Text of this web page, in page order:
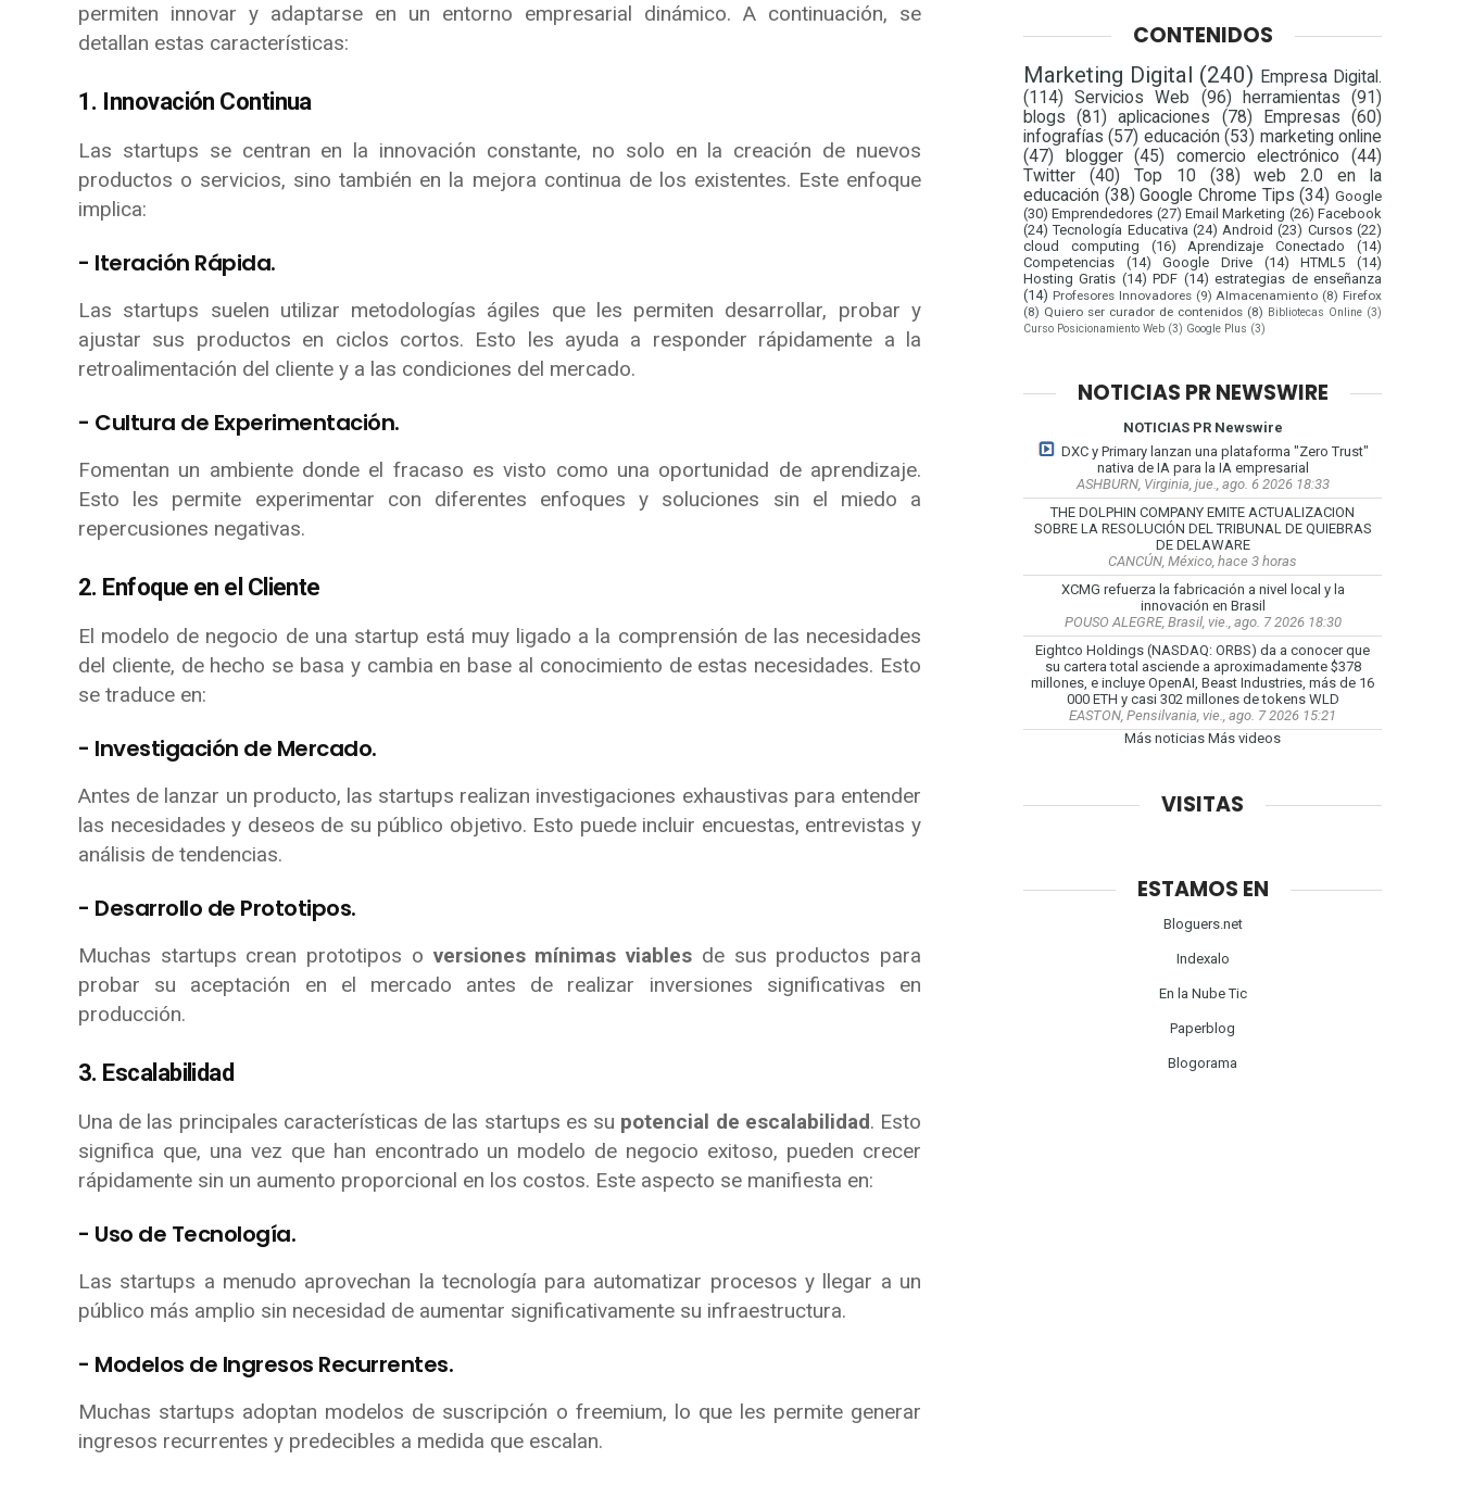
permiten innovar y adaptarse en un entorno empresarial dinámico. A continuación, se
detallan estas características:
1. Innovación Continua
Las startups se centran en la innovación constante, no solo en la creación de nuevos
productos o servicios, sino también en la mejora continua de los existentes. Este enfoque
implica:
- Iteración Rápida.
Las startups suelen utilizar metodologías ágiles que les permiten desarrollar, probar y
ajustar sus productos en ciclos cortos. Esto les ayuda a responder rápidamente a la
retroalimentación del cliente y a las condiciones del mercado.
- Cultura de Experimentación.
Fomentan un ambiente donde el fracaso es visto como una oportunidad de aprendizaje.
Esto les permite experimentar con diferentes enfoques y soluciones sin el miedo a
repercusiones negativas.
2. Enfoque en el Cliente
El modelo de negocio de una startup está muy ligado a la comprensión de las necesidades
del cliente, de hecho se basa y cambia en base al conocimiento de estas necesidades. Esto
se traduce en:
- Investigación de Mercado.
Antes de lanzar un producto, las startups realizan investigaciones exhaustivas para entender
las necesidades y deseos de su público objetivo. Esto puede incluir encuestas, entrevistas y
análisis de tendencias.
- Desarrollo de Prototipos.
Muchas startups crean prototipos o versiones mínimas viables de sus productos para
probar su aceptación en el mercado antes de realizar inversiones significativas en
producción.
3. Escalabilidad
Una de las principales características de las startups es su potencial de escalabilidad. Esto
significa que, una vez que han encontrado un modelo de negocio exitoso, pueden crecer
rápidamente sin un aumento proporcional en los costos. Este aspecto se manifiesta en:
- Uso de Tecnología.
Las startups a menudo aprovechan la tecnología para automatizar procesos y llegar a un
público más amplio sin necesidad de aumentar significativamente su infraestructura.
- Modelos de Ingresos Recurrentes.
Muchas startups adoptan modelos de suscripción o freemium, lo que les permite generar
ingresos recurrentes y predecibles a medida que escalan.
CONTENIDOS
Marketing Digital (240) Empresa Digital.
(114)
Servicios Web (96) herramientas
(91)
blogs
(81) aplicaciones (78) Empresas
(60)
infografías (57) educación (53) marketing online
(47)
blogger (45) comercio electrónico
(44)
Twitter
(40) Top 10 (38)
web 2.0 en la
educación (38) Google Chrome Tips (34) Google
(30) Emprendedores (27) Email Marketing (26) Facebook
(24) Tecnología Educativa (24) Android (23) Cursos (22)
cloud computing
(16) Aprendizaje Conectado
(14)
Competencias
(14) Google Drive (14) HTML5
(14)
Hosting Gratis (14) PDF (14) estrategias de enseñanza
(14) Profesores Innovadores (9) Almacenamiento (8) Firefox
(8) Quiero ser curador de contenidos (8) Bibliotecas Online (3)
Curso Posicionamiento Web (3) Google Plus (3)
NOTICIAS PR NEWSWIRE
NOTICIAS PR Newswire
DXC y Primary lanzan una plataforma "Zero Trust"
nativa de IA para la IA empresarial
ASHBURN, Virginia, jue., ago. 6 2026 18:33
THE DOLPHIN COMPANY EMITE ACTUALIZACION
SOBRE LA RESOLUCIÓN DEL TRIBUNAL DE QUIEBRAS
DE DELAWARE
CANCÚN, México, hace 3 horas
XCMG refuerza la fabricación a nivel local y la
innovación en Brasil
POUSO ALEGRE, Brasil, vie., ago. 7 2026 18:30
Eightco Holdings (NASDAQ: ORBS) da a conocer que
su cartera total asciende a aproximadamente $378
millones, e incluye OpenAI, Beast Industries, más de 16
000 ETH y casi 302 millones de tokens WLD
EASTON, Pensilvania, vie., ago. 7 2026 15:21
Más noticias Más videos
VISITAS
ESTAMOS EN
Bloguers.net
Indexalo
En la Nube Tic
Paperblog
Blogorama